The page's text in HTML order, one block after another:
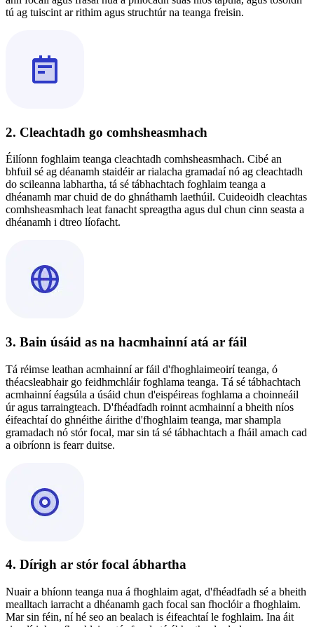
tú ag tuiscint ar rithim agus struchtúr na teanga freisin.
2. Cleachtadh go comhsheasmhach
Éilíonn foghlaim teanga cleachtadh comhsheasmhach. Cibé an
bhfuil sé ag déanamh staidéir ar rialacha gramadaí nó ag cleachtadh
do scileanna labhartha, tá sé tábhachtach foghlaim teanga a
dhéanamh mar chuid de do ghnáthamh laethúil. Cuideoidh cleachtas
comhsheasmhach leat fanacht spreagtha agus dul chun cinn seasta a
dhéanamh i dtreo líofacht.
3. Bain úsáid as na hacmhainní atá ar fáil
Tá réimse leathan acmhainní ar fáil d'fhoghlaimeoirí teanga, ó
théacsleabhair go feidhmchláir foghlama teanga. Tá sé tábhachtach
acmhainní éagsúla a úsáid chun d'eispéireas foghlama a choinneáil
úr agus tarraingteach. D'fhéadfadh roinnt acmhainní a bheith níos
éifeachtaí do ghnéithe áirithe d'fhoghlaim teanga, mar shampla
gramadach nó stór focal, mar sin tá sé tábhachtach a fháil amach cad
a oibríonn is fearr duitse.
4. Dírigh ar stór focal ábhartha
Nuair a bhíonn teanga nua á fhoghlaim agat, d'fhéadfadh sé a bheith
mealltach iarracht a dhéanamh gach focal san fhoclóir a fhoghlaim.
Mar sin féin, ní hé seo an bealach is éifeachtaí le foghlaim. Ina áit